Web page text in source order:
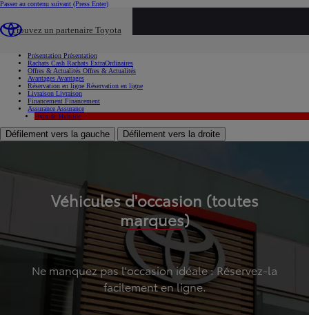
Passer au contenu suivant (Press Enter)
Trouvez un partenaire Toyota
Présentation Présentation
Rachats Cash Rachats ExtraOrdinaires
Offres & Actualités Offres & Actualités
Avantages Avantages
Réservation en ligne Réservation en ligne
Livraison Livraison
Financement Financement
Assurance Assurance
Hybride Hybride
Défilement vers la gauche Défilement vers la droite
Véhicules d'occasion (toutes
marques)
Ne manquez pas l'occasion idéale : Réservez-la
facilement en ligne.